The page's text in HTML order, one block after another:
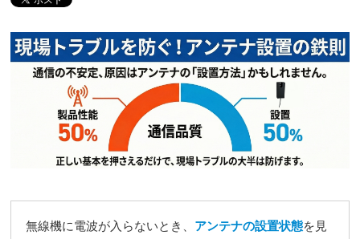
無線機に電波が入らないとき、 アンテナの設置状態を見